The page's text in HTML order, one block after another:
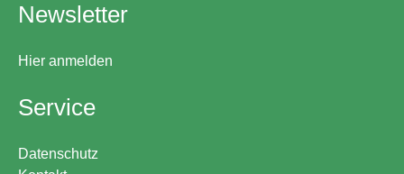
Newsletter
Hier anmelden
Service
Datenschutz